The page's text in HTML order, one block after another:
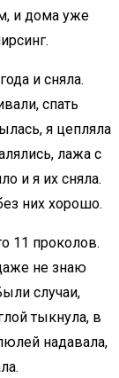
и дома уже
и сняла.
спать
я цепляла
лажа с
и я их сняла.
них хорошо.
11 проколов.
не знаю
случаи,
тыкнула, в
надавала,